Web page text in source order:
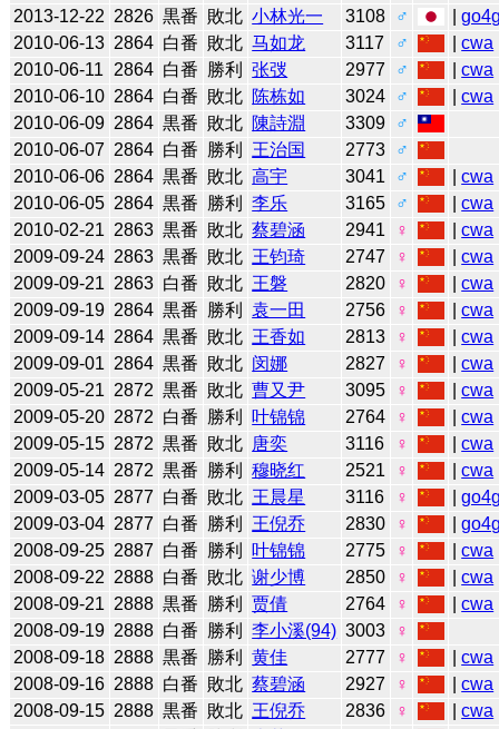
2013-12-22 2826 黒番 敗北 小林光一 3108 ♂ |
2010-06-13 2864 白番 敗北 马如龙 3117 ♂ |cwa
2010-06-11
2864 白番 勝利 张弢 2977 ♂ |cwa
2010-06-10 2864 白番 敗北 陈栋如 3024 ♂ |cwa
2010-06-09 2864 黒番 敗北 陳詩淵 3309
♂
2010-06-07 2864 白番 勝利 王治国 2773
♂
2010-06-06 2864 黒番 敗北 高宇 3041 ♂ |cwa
2010-06-05 2864 黒番 勝利 李乐 3165 ♂ |cwa
2010-02-21 2863 黒番 敗北 蔡碧涵 2941 ♀ |cwa
2009-09-24 2863 黒番 敗北 王钧琦 2747 ♀ |cwa
2009-09-21 2863 白番 敗北 王磐 2820 ♀ |cwa
2009-09-19 2864 黒番 勝利 袁一田 2756 ♀ |cwa
2009-09-14 2864 黒番 敗北 王香如 2813 ♀ |cwa
2009-09-01 2864 黒番 敗北 闵娜 2827 ♀ |cwa
2009-05-21 2872 黒番 敗北 曹又尹 3095 ♀ |cwa
2009-05-20 2872 白番 勝利 叶锦锦 2764 ♀ |cwa
2009-05-15 2872 黒番 敗北 唐奕 3116 ♀ |cwa
2009-05-14 2872 黒番 勝利 穆晓红 2521 ♀ |cwa
2009-03-05 2877 白番 敗北 王晨星 3116 ♀ |
2009-03-04 2877 白番 勝利 王倪乔 2830 ♀ |
2008-09-25 2887 白番 勝利 叶锦锦 2775 ♀ |cwa
2008-09-22 2888 白番 敗北 谢少博 2850 ♀ |cwa
2008-09-21 2888 黒番 勝利 贾倩 2764 ♀ |cwa
2008-09-19 2888 白番 勝利 李小溪(94) 3003
♀
2008-09-18 2888 黒番 勝利 黄佳 2777 ♀ |cwa
2008-09-16 2888 白番 敗北 蔡碧涵 2927 ♀ |cwa
2008-09-15 2888 黒番 敗北 王倪乔 2836 ♀ |cwa